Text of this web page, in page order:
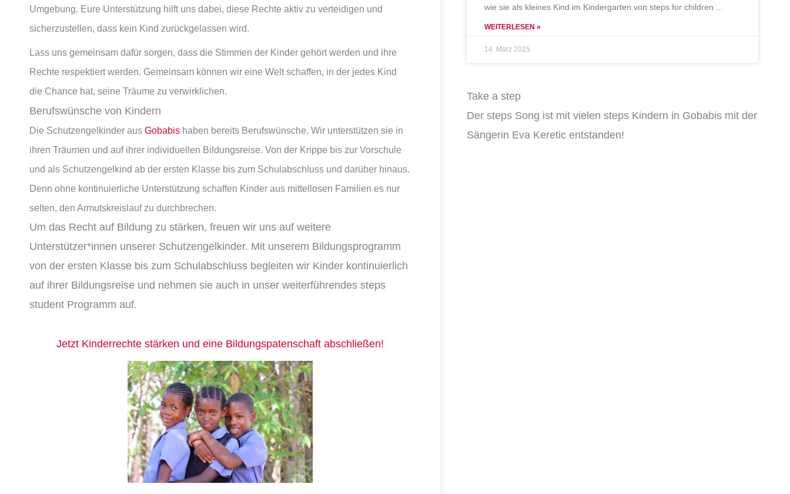
Umgebung. Eure Unterstützung hilft uns dabei, diese Rechte aktiv zu verteidigen und
sicherzustellen, dass kein Kind zurückgelassen wird.
Lass uns gemeinsam dafür sorgen, dass die Stimmen der Kinder gehört werden und ihre
Rechte respektiert werden. Gemeinsam können wir eine Welt schaffen, in der jedes Kind
die Chance hat, seine Träume zu verwirklichen.
Berufswünsche von Kindern
Die Schutzengelkinder aus Gobabis haben bereits Berufswünsche. Wir unterstützen sie in
ihren Träumen und auf ihrer individuellen Bildungsreise. Von der Krippe bis zur Vorschule
und als Schutzengelkind ab der ersten Klasse bis zum Schulabschluss und darüber hinaus.
Denn ohne kontinuierliche Unterstützung schaffen Kinder aus mittellosen Familien es nur
selten, den Armutskreislauf zu durchbrechen.
Um das Recht auf Bildung zu stärken, freuen wir uns auf weitere
Unterstützer*innen unserer Schutzengelkinder. Mit unserem Bildungsprogramm
von der ersten Klasse bis zum Schulabschluss begleiten wir Kinder kontinuierlich
auf ihrer Bildungsreise und nehmen sie auch in unser weiterführendes steps
student Programm auf.
Jetzt Kinderrechte stärken und eine Bildungspatenschaft abschließen!
wie sie als kleines Kind im Kindergarten von steps for children
WEITERLESEN »
14. März 2025
Take a step
Der steps Song ist mit vielen steps Kindern in Gobabis mit der
Sängerin Eva Keretic entstanden!